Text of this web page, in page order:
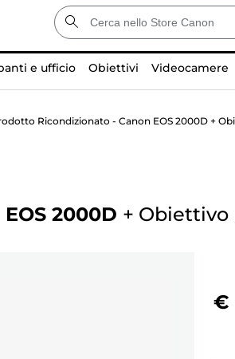
e ufficio Obiettivi Videocamere
Ricondizionato - Canon EOS 2000D +
2000D + Obiettivo
€